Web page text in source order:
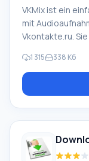
VKMix ist ein
mit
Vkontakte.ru.
Lieblingssongs
integrierten
öffentlichen
Suche
1 315 338 Кб